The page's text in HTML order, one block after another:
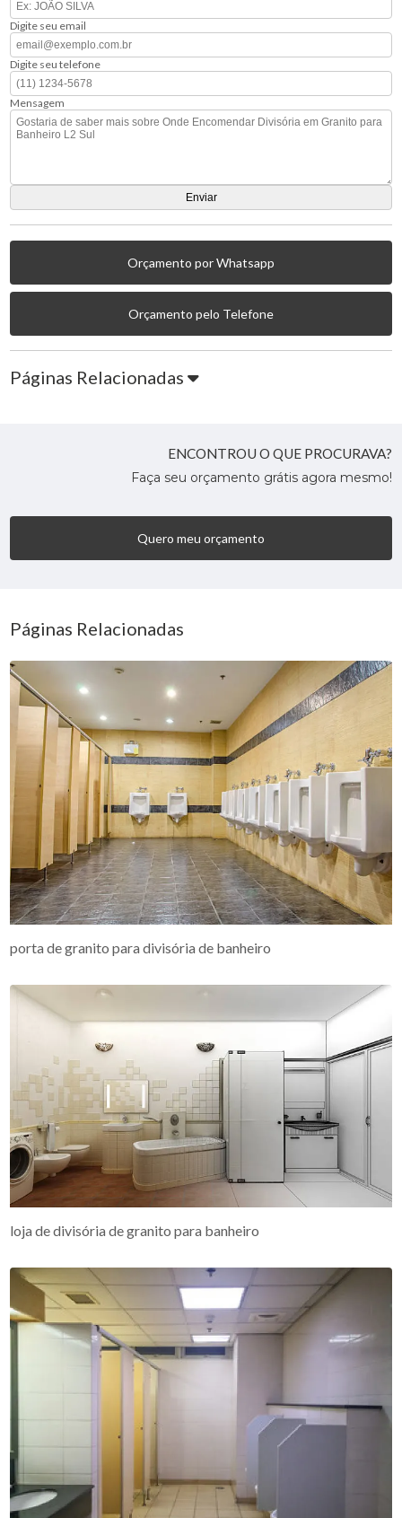
Digite seu email
Digite seu telefone
Mensagem
Orçamento por Whatsapp
Orçamento pelo Telefone
Páginas Relacionadas
ENCONTROU O QUE PROCURAVA?
Faça seu orçamento grátis agora mesmo!
Quero meu orçamento
Páginas Relacionadas
porta de granito para divisória de banheiro
loja de divisória de granito para banheiro